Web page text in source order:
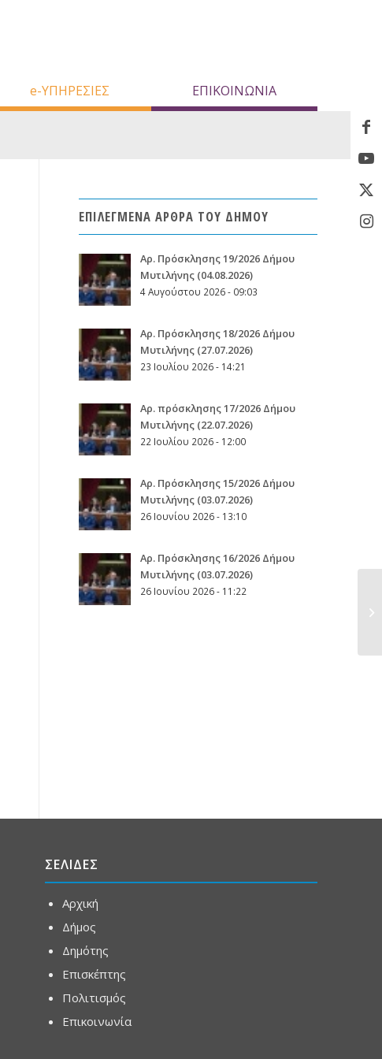
e-ΥΠΗΡΕΣΙΕΣ ΕΠΙΚΟΙΝΩΝΙΑ
ΕΠΙΛΕΓΜΕΝΑ ΑΡΘΡΑ ΤΟΥ ΔΗΜΟΥ
Aρ. Πρόσκλησης 19/2026 Δήμου
Μυτιλήνης (04.08.2026)
4 Αυγούστου 2026 - 09:03
Aρ. Πρόσκλησης 18/2026 Δήμου
Μυτιλήνης (27.07.2026)
23 Ιουλίου 2026 - 14:21
Αρ. πρόσκλησης 17/2026 Δήμου
Μυτιλήνης (22.07.2026)
22 Ιουλίου 2026 - 12:00
Aρ. Πρόσκλησης 15/2026 Δήμου
Μυτιλήνης (03.07.2026)
26 Ιουνίου 2026 - 13:10
Aρ. Πρόσκλησης 16/2026 Δήμου
Μυτιλήνης (03.07.2026)
26 Ιουνίου 2026 - 11:22
ΣΕΛΙΔΕΣ
Αρχική
Δήμος
Δημότης
Επισκέπτης
Πολιτισμός
Επικοινωνία